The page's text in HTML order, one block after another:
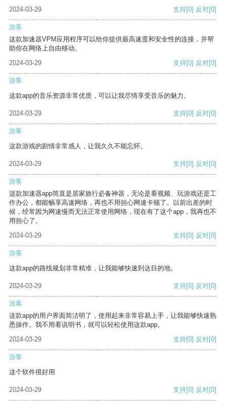
2024-03-29 支持[0] 反对[0]
游客
这款加速器VPM应用程序可以给你提供最高速度和安全性的连接，并帮
助你在网络上自由移动。
2024-03-29
支持[0] 反对[0]
游客
这款app的音乐资源非常优质，可以让我尽情享受音乐的魅力。
2024-03-29 支持[0] 反对[0]
游客
这款游戏的剧情非常感人，让我久久不能忘怀。
2024-03-29 支持[0] 反对[0]
游客
这款加速器app简直是居家旅行必备神器，无论是看视频、玩游戏还是工
作办公，都能畅享高速网络，再也不用担心网速卡顿了。以前出差的时
候，经常因为网速慢而无法正常使用网络，现在有了这个app，我再也不
用担心了。
2024-03-29
支持[0] 反对[0]
游客
这款app的路线规划非常精准，让我能够快速到达目的地。
2024-03-29 支持[0] 反对[0]
游客
这款app的用户界面简洁明了，使用起来非常容易上手，让我能够快速熟
悉操作。我不用看说明书，就可以轻松使用这款app。
2024-03-29
支持[0] 反对[0]
游客
这个软件很好用
2024-03-29 支持[0] 反对[0]